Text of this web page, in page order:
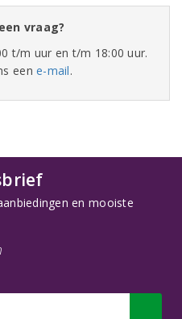
vraag?
t/m uur en t/m 18:00 uur.
eene-mail.
en mooiste